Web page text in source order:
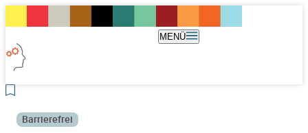
MENÜ
Barrierefrei